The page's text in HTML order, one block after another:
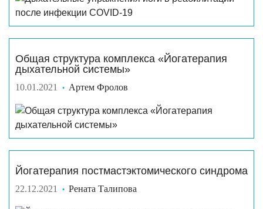
Общая структура комплекса «Йогатерапия
дыхательной системы»
10.01.2021 Артем Фролов
Йогатерапия постмастэктомического синдрома
22.12.2021 Рената Талипова